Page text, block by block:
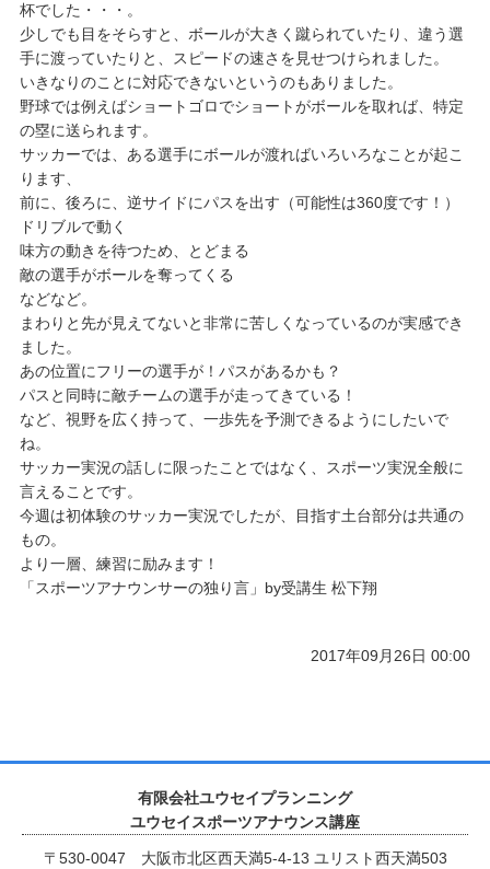
杯でした・・・。
少しでも目をそらすと、ボールが大きく蹴られていたり、違う選
手に渡っていたりと、スピードの速さを見せつけられました。
いきなりのことに対応できないというのもありました。
野球では例えばショートゴロでショートがボールを取れば、特定
の塁に送られます。
サッカーでは、ある選手にボールが渡ればいろいろなことが起こ
ります、
前に、後ろに、逆サイドにパスを出す（可能性は360度です！）
ドリブルで動く
味方の動きを待つため、とどまる
敵の選手がボールを奪ってくる
などなど。
まわりと先が見えてないと非常に苦しくなっているのが実感でき
ました。
あの位置にフリーの選手が！パスがあるかも？
パスと同時に敵チームの選手が走ってきている！
など、視野を広く持って、一歩先を予測できるようにしたいで
ね。
サッカー実況の話しに限ったことではなく、スポーツ実況全般に
言えることです。
今週は初体験のサッカー実況でしたが、目指す土台部分は共通の
もの。
より一層、練習に励みます！
「スポーツアナウンサーの独り言」by受講生 松下翔
2017年09月26日 00:00
有限会社ユウセイプランニング
ユウセイスポーツアナウンス講座
〒530-0047 大阪市北区西天満5-4-13 ユリスト西天満503